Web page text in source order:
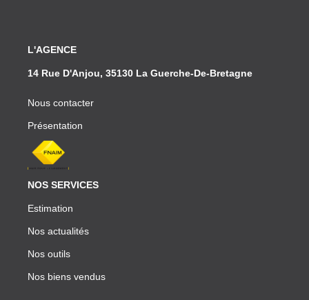
L'AGENCE
14 Rue D'Anjou, 35130 La Guerche-De-Bretagne
Nous contacter
Présentation
NOS SERVICES
Estimation
Nos actualités
Nos outils
Nos biens vendus